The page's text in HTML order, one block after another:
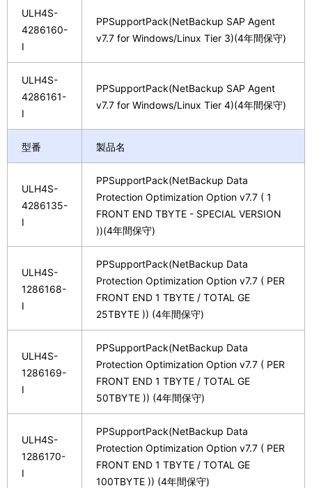
ULH4S-
4286160-
I
PPSupportPack(NetBackup SAP Agent
v7.7 for Windows/Linux Tier 3)(4年間保守)
ULH4S-
4286161-
I
PPSupportPack(NetBackup SAP Agent
v7.7 for Windows/Linux Tier 4)(4年間保守)
型番 製品名
ULH4S-
4286135-
I
PPSupportPack(NetBackup Data
Protection Optimization Option v7.7 ( 1
FRONT END TBYTE - SPECIAL VERSION
))(4年間保守)
ULH4S-
1286168-
I
PPSupportPack(NetBackup Data
Protection Optimization Option v7.7 ( PER
FRONT END 1 TBYTE / TOTAL GE
25TBYTE )) (4年間保守)
ULH4S-
1286169-
I
PPSupportPack(NetBackup Data
Protection Optimization Option v7.7 ( PER
FRONT END 1 TBYTE / TOTAL GE
50TBYTE )) (4年間保守)
ULH4S-
1286170-
I
PPSupportPack(NetBackup Data
Protection Optimization Option v7.7 ( PER
FRONT END 1 TBYTE / TOTAL GE
100TBYTE )) (4年間保守)